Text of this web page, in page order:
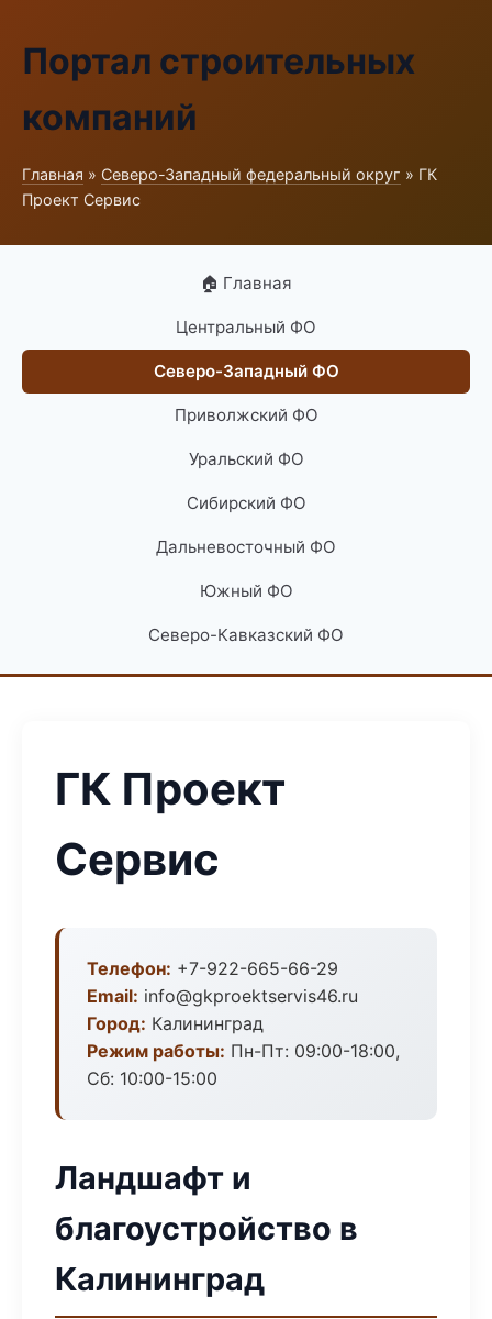
Портал строительных
компаний
Главная » Северо-Западный федеральный округ » ГК
Проект Сервис
🏠 Главная
Центральный ФО
Северо-Западный ФО
Приволжский ФО
Уральский ФО
Сибирский ФО
Дальневосточный ФО
Южный ФО
Северо-Кавказский ФО
ГК Проект
Сервис
Телефон: +7-922-665-66-29
Email: info@gkproektservis46.ru
Город: Калининград
Режим работы: Пн-Пт: 09:00-18:00,
Сб: 10:00-15:00
Ландшафт и
благоустройство в
Калининград